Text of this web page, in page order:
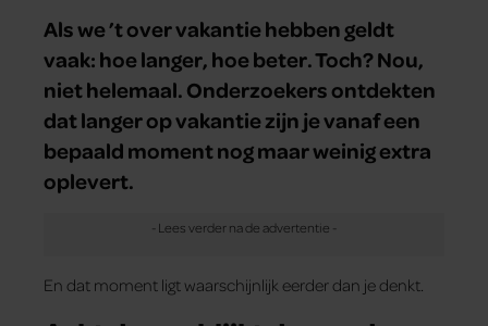
Als we ’t over vakantie hebben geldt
vaak: hoe langer, hoe beter. Toch? Nou,
niet helemaal. Onderzoekers ontdekten
dat langer op vakantie zijn je vanaf een
bepaald moment nog maar weinig extra
oplevert.
En dat moment ligt waarschijnlijk eerder dan je denkt.